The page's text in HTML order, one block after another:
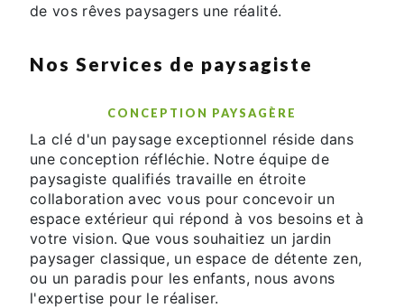
de vos rêves paysagers une réalité.
Nos Services de paysagiste
CONCEPTION PAYSAGÈRE
La clé d'un paysage exceptionnel réside dans
une conception réfléchie. Notre équipe de
paysagiste qualifiés travaille en étroite
collaboration avec vous pour concevoir un
espace extérieur qui répond à vos besoins et à
votre vision. Que vous souhaitiez un jardin
paysager classique, un espace de détente zen,
ou un paradis pour les enfants, nous avons
l'expertise pour le réaliser.